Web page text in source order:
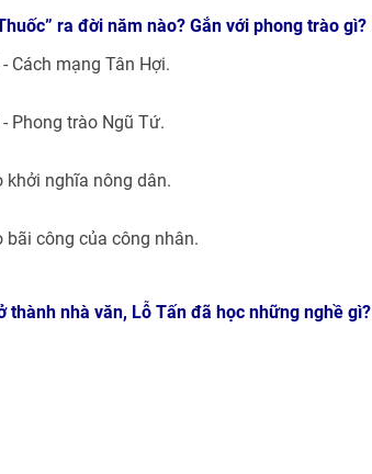
ra đời năm nào? Gắn với phong trào gì?
Cách mạng Tân Hợi.
Phong trào Ngũ Tứ.
khởi nghĩa nông dân.
bãi công của công nhân.
thành nhà văn, Lỗ Tấn đã học những nghề gì?